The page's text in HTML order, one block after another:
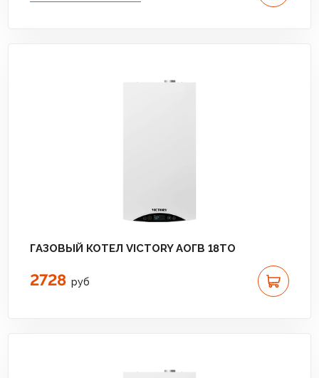
ГАЗОВЫЙ КОТЕЛ VICTORY АОГВ 18TО
2728 руб